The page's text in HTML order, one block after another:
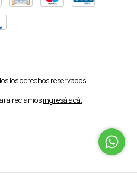
los derechos reservados.
reclamosingresá acá.